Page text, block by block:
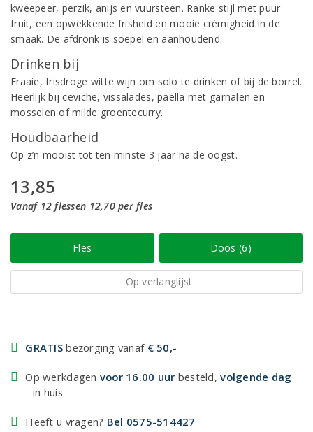
kweepeer, perzik, anijs en vuursteen. Ranke stijl met puur
fruit, een opwekkende frisheid en mooie crèmigheid in de
smaak. De afdronk is soepel en aanhoudend.
Drinken bij
Fraaie, frisdroge witte wijn om solo te drinken of bij de borrel.
Heerlijk bij ceviche, vissalades, paella met garnalen en
mosselen of milde groentecurry.
Houdbaarheid
Op z’n mooist tot ten minste 3 jaar na de oogst.
13,85
Vanaf 12 flessen 12,70 per fles
Fles Doos (6)
Op verlanglijst
GRATIS bezorging vanaf € 50,-
Op werkdagen voor 16.00 uur besteld,volgende dag
in huis
Heeft u vragen? Bel 0575-514427